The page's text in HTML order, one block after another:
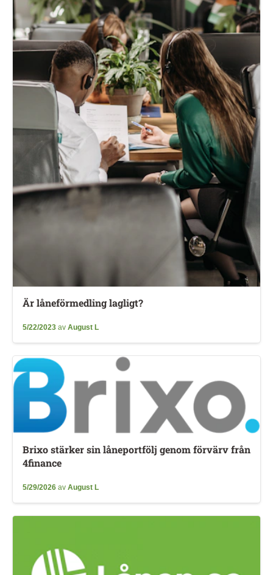
Är låneförmedling lagligt?
5/22/2023 av August L
Brixo stärker sin låneportfölj genom förvärv från
4finance
5/29/2026 av August L